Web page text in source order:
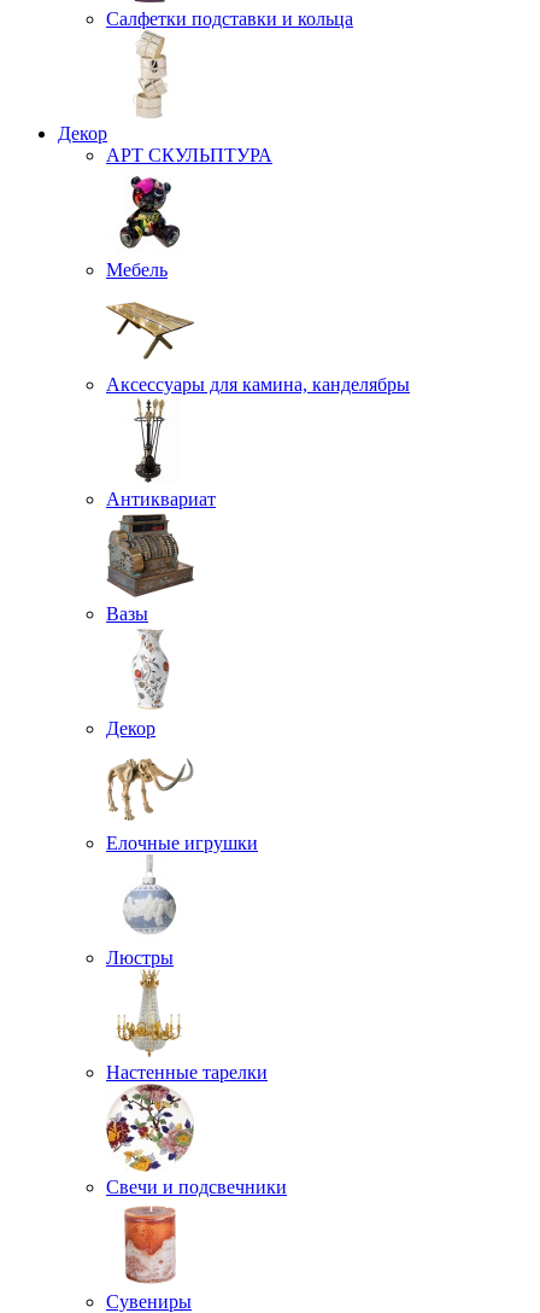
Салфетки подставки и кольца
Декор
АРТ СКУЛЬПТУРА
Мебель
Аксессуары для камина, канделябры
Антиквариат
Вазы
Декор
Елочные игрушки
Люстры
Настенные тарелки
Свечи и подсвечники
Сувениры